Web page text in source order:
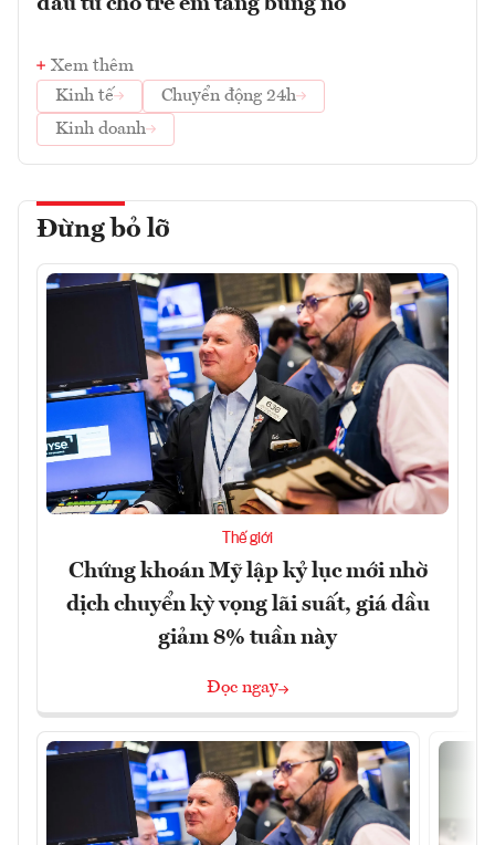
đầu tư cho trẻ em tăng bùng nổ
Xem thêm
Kinh tế
Chuyển động 24h
Kinh doanh
Đừng bỏ lỡ
Thế giới
Chứng khoán Mỹ lập kỷ lục mới nhờ
dịch chuyển kỳ vọng lãi suất, giá dầu
giảm 8% tuần này
Đọc ngay